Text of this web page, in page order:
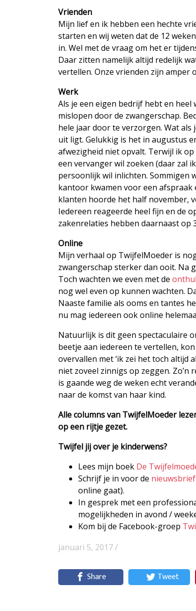
Vrienden
Mijn lief en ik hebben een hechte
starten en wij weten dat de 12
in. Wel met de vraag om het er
Daar zitten namelijk altijd redelijk
vertellen. Onze vrienden zijn amper
Werk
Als je een eigen bedrijf hebt en heel
mislopen door de zwangerschap.
hele jaar door te verzorgen. Wat als
uit ligt. Gelukkig is het in augustus
afwezigheid niet opvalt. Terwijl ik
een vervanger wil zoeken (daar zal
persoonlijk wil inlichten. Sommigen
kantoor kwamen voor een
klanten hoorde het half november,
Iedereen reageerde heel fijn en de
zakenrelaties hebben daarnaast op
Online
Mijn verhaal op TwijfelMoeder is
zwangerschap sterker dan ooit. Na
Toch wachten we even met de
nog wel even op kunnen wachten.
Naaste familie als ooms en tantes
nu mag iedereen ook online
Natuurlijk is dit geen spectaculaire
beetje aan iedereen te vertellen,
overvallen met ‘ik zei het toch altijd
niet zoveel zinnigs op zeggen.
is gaande weg de weken echt
naar de komst van haar kind.
Alle columns van TwijfelMoeder
op een rijtje gezet.
Twijfel jij over je kinderwens?
Lees mijn boek De
Schrijf je in voor de nieuwsbrief
online gaat).
In gesprek met een
mogelijkheden in avond /
Kom bij de Facebook-groep
januari 5, 2017 /
Share Tweet